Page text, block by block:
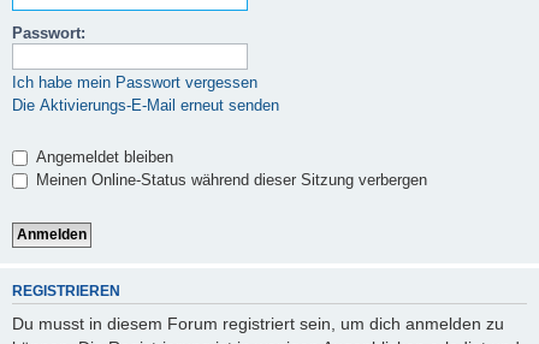
Passwort:
Ich habe mein Passwort vergessen
Die Aktivierungs-E-Mail erneut senden
Angemeldet bleiben
Meinen Online-Status während dieser Sitzung verbergen
REGISTRIEREN
Du musst in diesem Forum registriert sein, um dich anmelden zu